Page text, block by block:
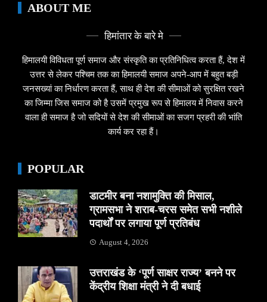
ABOUT ME
हिमांतार के बारे मे
हिमालयी विविधता पूर्ण समाज और संस्कृति का प्रतिनिधित्व करता हैं, देश में
उत्तर से लेकर पश्चिम तक का हिमालयी समाज अपने-आप में बहुत बड़ी
जनसख्यां का निर्धारण करता हैं, साथ ही देश की सीमाओं को सुरक्षित रखने
का जिम्मा जिस समाज को है उसमें प्रमुख रूप से हिमालय में निवास करने
वाला ही समाज है जो सदियों से देश की सीमाओं का सजग प्रहरी की भांति
कार्य कर रहा हैं।
POPULAR
डाटमीर बना नशामुक्ति की मिसाल,
ग्रामसभा ने शराब-चरस समेत सभी नशीले
पदार्थों पर लगाया पूर्ण प्रतिबंध
August 4, 2026
उत्तराखंड के ‘पूर्ण साक्षर राज्य’ बनने पर
केंद्रीय शिक्षा मंत्री ने दी बधाई